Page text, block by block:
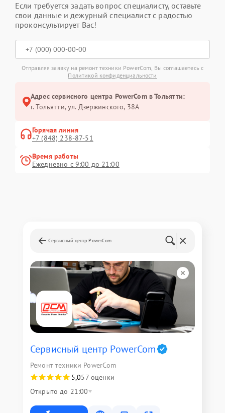
Если требуется задать вопрос специалисту, оставьте
свои данные и дежурный специалист с радостью
проконсультирует Вас!
Отправляя заявку на ремонт техники PowerCom, Вы соглашаетесь с
Политикой конфиденциальности
Адрес сервисного центра PowerCom в Тольятти:
г. Тольятти, ул. Дзержинского, 38А
Горячая линия
+7 (848) 238-87-51
Время работы
Ежедневно с 9:00 до 21:00
Сервисный центр PowerCom
Сервисный центр PowerCom
Ремонт техники PowerCom
5,057 оценки
Открыто до 21:00